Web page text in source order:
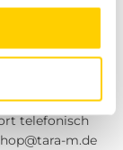
zusätzlichen
Sie
telefonisch
m.de